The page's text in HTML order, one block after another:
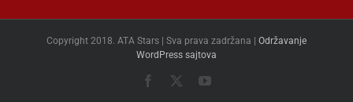
Copyright 2018. ATA Stars | Sva prava zadržana | Održavanje
WordPress sajtova
Facebook YouTube